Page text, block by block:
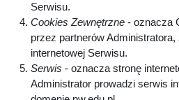
Serwisu.
Cookies Zewnętrzne - oznacza
przez partnerów
internetowej Serwisu.
Serwis - oznacza stronę
Administrator prowadzi serwis